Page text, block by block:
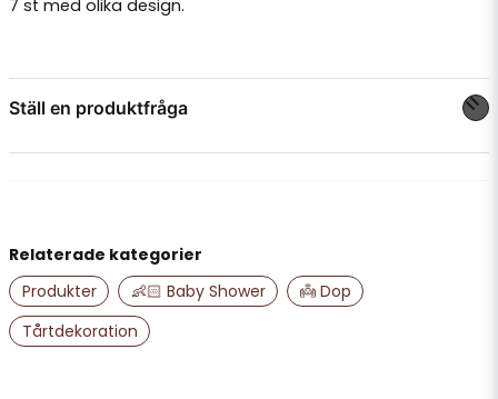
7 st med olika design.
Ställ en produktfråga
name
Namn
Relaterade kategorier
Produkter
👶🏻 Baby Shower
👼 Dop
Tårtdekoration